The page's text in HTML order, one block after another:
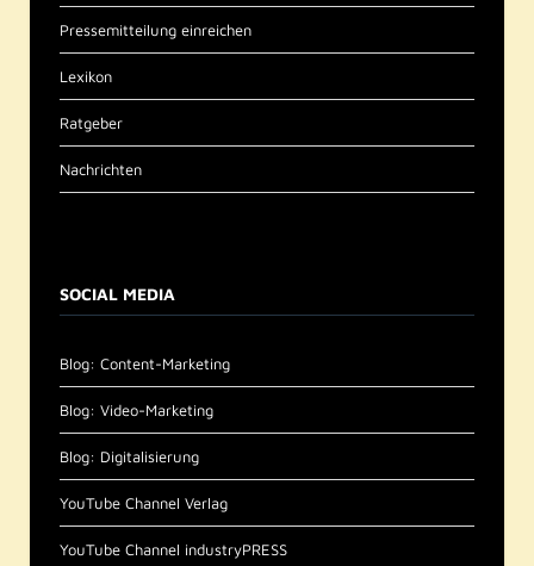
Pressemitteilung einreichen
Lexikon
Ratgeber
Nachrichten
SOCIAL MEDIA
Blog: Content-Marketing
Blog: Video-Marketing
Blog: Digitalisierung
YouTube Channel Verlag
YouTube Channel industryPRESS